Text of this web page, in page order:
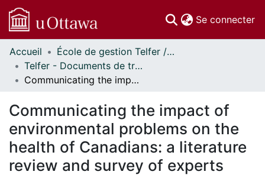
Se connecter
Communautés
et collections
Parcourir
À propos
Accueil
École de gestion Telfer // Telfer School of Management
Telfer - Documents de travail // Telfer - Working Papers
Communicating the impact of environmental problems on the health of Canadians: a literature review and survey of experts
Communicating the impact of
environmental problems on the
health of Canadians: a literature
review and survey of experts